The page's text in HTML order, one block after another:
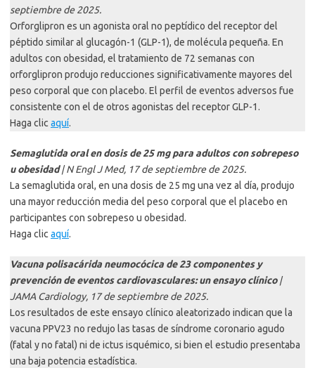
septiembre de 2025.
Orforglipron es un agonista oral no peptídico del receptor del
péptido similar al glucagón-1 (GLP-1), de molécula pequeña. En
adultos con obesidad, el tratamiento de 72 semanas con
orforglipron produjo reducciones significativamente mayores del
peso corporal que con placebo. El perfil de eventos adversos fue
consistente con el de otros agonistas del receptor GLP-1.
Haga clic aquí.
Semaglutida oral en dosis de 25 mg para adultos con sobrepeso
u obesidad| N Engl J Med, 17 de septiembre de 2025.
La semaglutida oral, en una dosis de 25 mg una vez al día, produjo
una mayor reducción media del peso corporal que el placebo en
participantes con sobrepeso u obesidad.
Haga clicaquí.
Vacuna polisacárida neumocócica de 23 componentes y
prevención de eventos cardiovasculares: un ensayo clínico|
JAMA Cardiology, 17 de septiembre de 2025.
Los resultados de este ensayo clínico aleatorizado indican que la
vacuna PPV23 no redujo las tasas de síndrome coronario agudo
(fatal y no fatal) ni de ictus isquémico, si bien el estudio presentaba
una baja potencia estadística.